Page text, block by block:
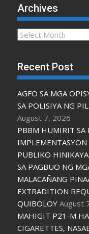
Archives
Archives
Recent Post
AGFO SA MGA
SA POLISIYA NG
August 7, 2026
PBBM HUMIRIT SA
IMPLEMENTASYON
PUBLIKO
SA PAGBUO NG
MALACAÑANG
EXTRADITION
QUIBOLOY August
MAHIGIT P21-M
CIGARETTES,